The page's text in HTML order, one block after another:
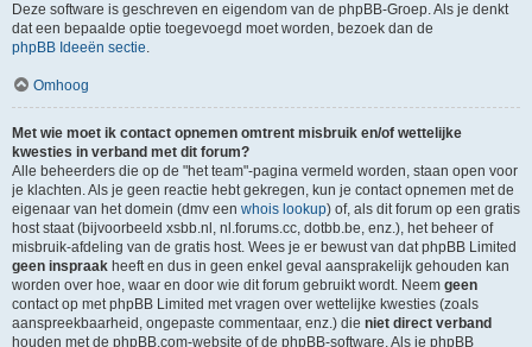
Deze software is geschreven en eigendom van de phpBB-Groep. Als je denkt
dat een bepaalde optie toegevoegd moet worden, bezoek dan de
phpBB Ideeën sectie.
Omhoog
Met wie moet ik contact opnemen omtrent misbruik en/of wettelijke
kwesties in verband met dit forum?
Alle beheerders die op de "het team"-pagina vermeld worden, staan open voor
je klachten. Als je geen reactie hebt gekregen, kun je contact opnemen met de
eigenaar van het domein (dmv een whois lookup) of, als dit forum op een gratis
host staat (bijvoorbeeld xsbb.nl, nl.forums.cc, dotbb.be, enz.), het beheer of
misbruik-afdeling van de gratis host. Wees je er bewust van dat phpBB Limited
geen inspraak heeft en dus in geen enkel geval aansprakelijk gehouden kan
worden over hoe, waar en door wie dit forum gebruikt wordt. Neem geen
contact op met phpBB Limited met vragen over wettelijke kwesties (zoals
aanspreekbaarheid, ongepaste commentaar, enz.) die niet direct verband
houden met de phpBB.com-website of de phpBB-software. Als je phpBB